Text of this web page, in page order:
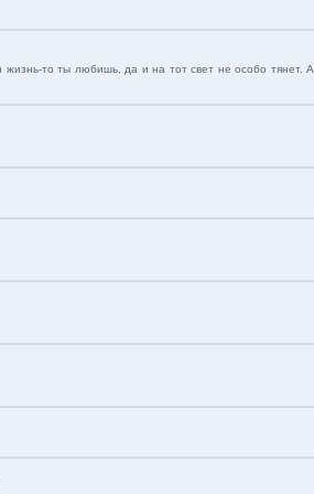
то ты любишь, да и на тот свет не особо тянет. А